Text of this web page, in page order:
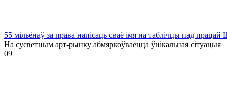
55 мільёнаў за права напісаць сваё імя на таблічцы пад
На сусветным арт-рынку абмяркоўваецца ўнікальная сітуацыя
09